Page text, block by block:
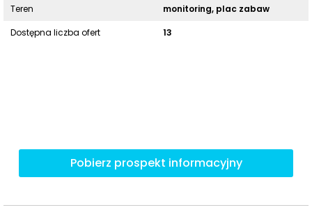
Teren
monitoring, plac zabaw
Dostępna liczba ofert
13
Pobierz prospekt informacyjny